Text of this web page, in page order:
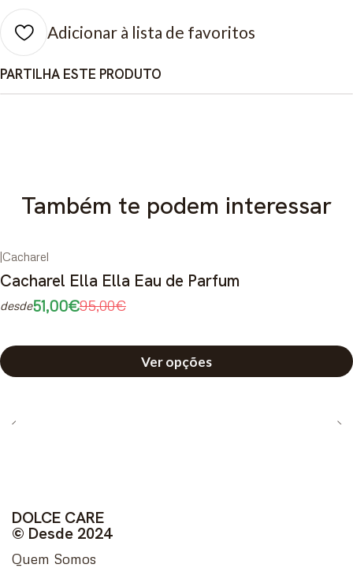
Adicionar à lista de favoritos
PARTILHA ESTE PRODUTO
Também te podem interessar
|Cacharel
Cacharel Ella Ella Eau de Parfum
desde51,00€95,00€
Ver opções
DOLCE CARE
© Desde 2024
Quem Somos